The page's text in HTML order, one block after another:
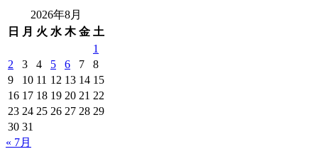
2026年8月
日
月 火 水 木 金 土
1
2
3 4 5 6 7
8
9
10 11 12 13 14 15
16 17 18 19 20 21 22
23 24 25 26 27 28 29
30 31
« 7月